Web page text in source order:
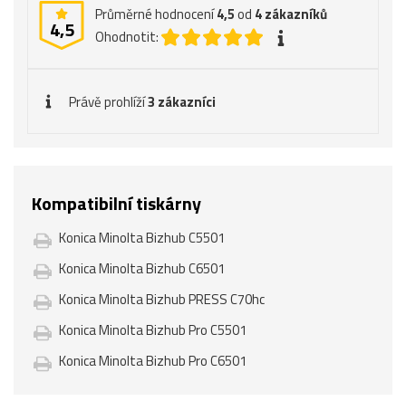
4,5
Průměrné hodnocení4,5od 4zákazníků
Ohodnotit:
Právě prohlíží3 zákazníci
Kompatibilní tiskárny
Konica Minolta Bizhub C5501
Konica Minolta Bizhub C6501
Konica Minolta Bizhub PRESS C70hc
Konica Minolta Bizhub Pro C5501
Konica Minolta Bizhub Pro C6501